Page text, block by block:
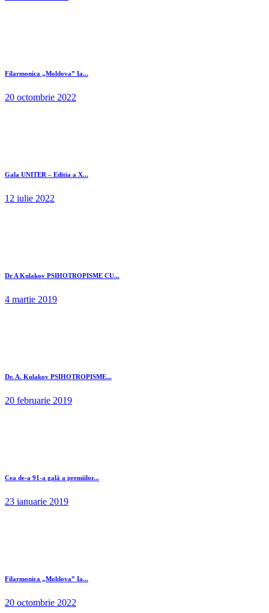
Filarmonica „Moldova” Ia...
20 octombrie 2022
Gala UNITER – Editia a X...
12 iulie 2022
Dr A Kulakov PSIHOTROPISME CU...
4 martie 2019
Dr. A. Kulakov PSIHOTROPISME...
20 februarie 2019
Cea de-a 91-a gală a premiilor...
23 ianuarie 2019
Filarmonica „Moldova” Ia...
20 octombrie 2022